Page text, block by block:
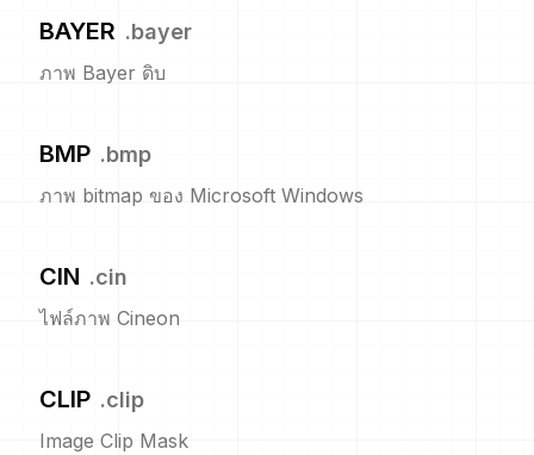
BAYER .bayer
ภาพ Bayer ดิบ
BMP .bmp
ภาพ bitmap ของ Microsoft Windows
CIN .cin
ไฟล์ภาพ Cineon
CLIP .clip
Image Clip Mask